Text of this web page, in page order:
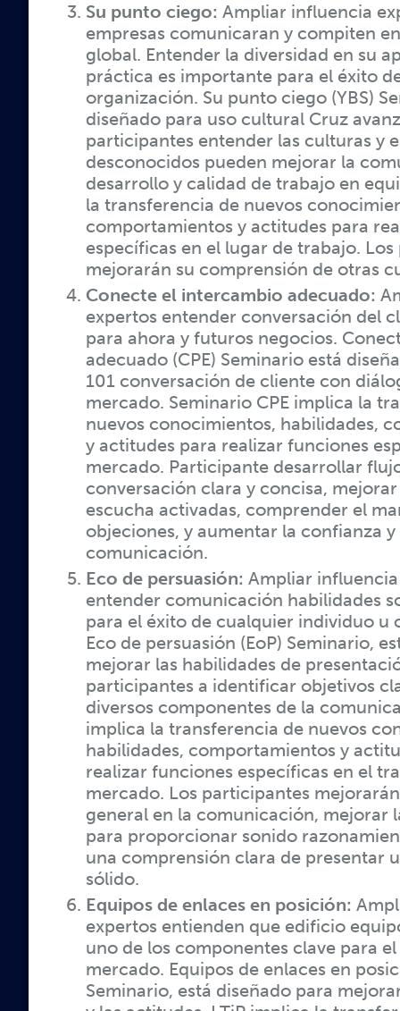
Su punto ciego: Ampliar influencia
empresas comunicaran y compiten
global. Entender la diversidad en su
práctica es importante para el éxito
organización. Su punto ciego (YBS)
diseñado para uso cultural Cruz
participantes entender las culturas y
desconocidos pueden mejorar la
desarrollo y calidad de trabajo en
la transferencia de nuevos
comportamientos y actitudes para
específicas en el lugar de trabajo.
mejorarán su comprensión de otras
Conecte el intercambio adecuado:
expertos entender conversación del
para ahora y futuros negocios.
adecuado (CPE) Seminario está
101 conversación de cliente con
mercado. Seminario CPE implica la
nuevos conocimientos, habilidades,
y actitudes para realizar funciones
mercado. Participante desarrollar
conversación clara y concisa,
escucha activadas, comprender el
objeciones, y aumentar la confianza
comunicación.
Eco de persuasión: Ampliar
entender comunicación habilidades
para el éxito de cualquier individuo u
Eco de persuasión (EoP) Seminario,
mejorar las habilidades de
participantes a identificar objetivos
diversos componentes de la
implica la transferencia de nuevos
habilidades, comportamientos y
realizar funciones específicas en el
mercado. Los participantes
general en la comunicación, mejorar
para proporcionar sonido
una comprensión clara de presentar
sólido.
Equipos de enlaces en posición:
expertos entienden que edificio
uno de los componentes clave para
mercado. Equipos de enlaces en
Seminario, está diseñado para